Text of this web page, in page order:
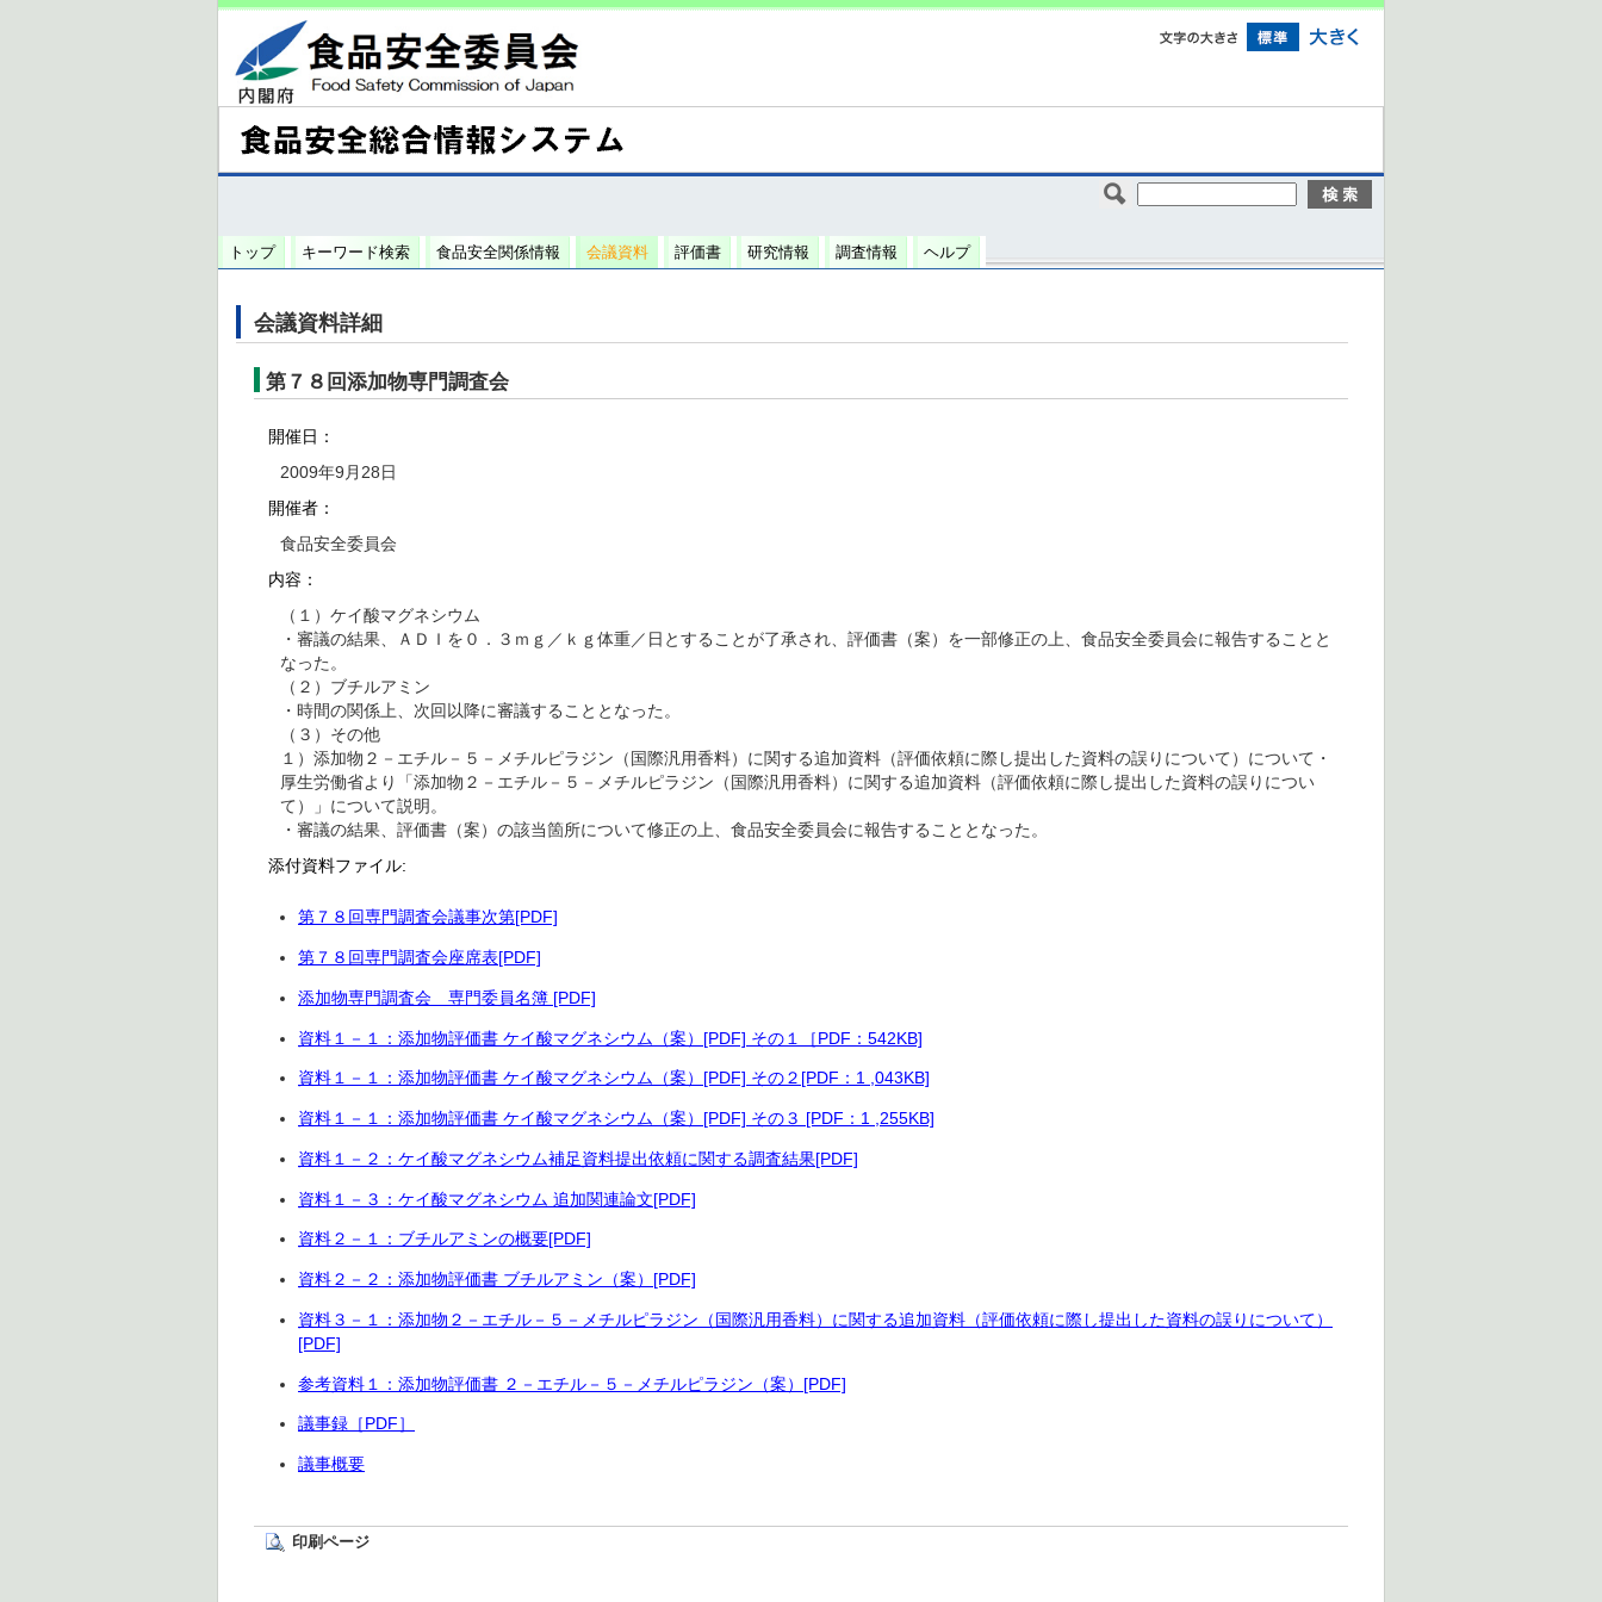
トップ キーワード検索 食品安全関係情報 会議資料 評価書 研究情報 調査情報 ヘルプ
会議資料詳細
第７８回添加物専門調査会
開催日：
2009年9月28日
開催者：
食品安全委員会
内容：
（１）ケイ酸マグネシウム
・審議の結果、ＡＤＩを０．３ｍｇ／ｋｇ体重／日とすることが了承され、評価書（案）を一部修正の上、食品安全委員会に報告することと
なった。
（２）ブチルアミン
・時間の関係上、次回以降に審議することとなった。
（３）その他
１）添加物２－エチル－５－メチルピラジン（国際汎用香料）に関する追加資料（評価依頼に際し提出した資料の誤りについて）について・
厚生労働省より「添加物２－エチル－５－メチルピラジン（国際汎用香料）に関する追加資料（評価依頼に際し提出した資料の誤りについ
て）」について説明。
・審議の結果、評価書（案）の該当箇所について修正の上、食品安全委員会に報告することとなった。
添付資料ファイル:
第７８回専門調査会議事次第[PDF]
第７８回専門調査会座席表[PDF]
添加物専門調査会 専門委員名簿 [PDF]
資料１－１：添加物評価書 ケイ酸マグネシウム（案）[PDF] その１［PDF：542KB]
資料１－１：添加物評価書 ケイ酸マグネシウム（案）[PDF] その２[PDF：1 ,043KB]
資料１－１：添加物評価書 ケイ酸マグネシウム（案）[PDF] その３ [PDF：1 ,255KB]
資料１－２：ケイ酸マグネシウム補足資料提出依頼に関する調査結果[PDF]
資料１－３：ケイ酸マグネシウム 追加関連論文[PDF]
資料２－１：ブチルアミンの概要[PDF]
資料２－２：添加物評価書 ブチルアミン（案）[PDF]
資料３－１：添加物２－エチル－５－メチルピラジン（国際汎用香料）に関する追加資料（評価依頼に際し提出した資料の誤りについて）
[PDF]
参考資料１：添加物評価書 ２－エチル－５－メチルピラジン（案）[PDF]
議事録［PDF］
議事概要
印刷ページ